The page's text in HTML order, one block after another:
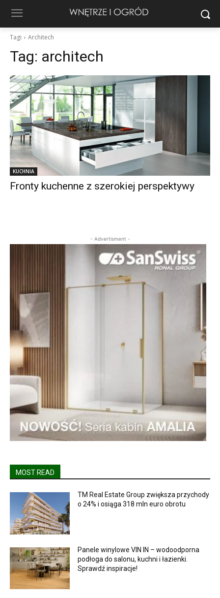
Tagi Architech
Tag: architech
KUCHNIA
Fronty kuchenne z szerokiej perspektywy
- Advertisment -
MOST READ
TM Real Estate Group zwiększa przychody
o 24% i osiąga 318 mln euro obrotu
Panele winylowe VIN IN – wodoodporna
podłoga do salonu, kuchni i łazienki.
Sprawdź inspiracje!